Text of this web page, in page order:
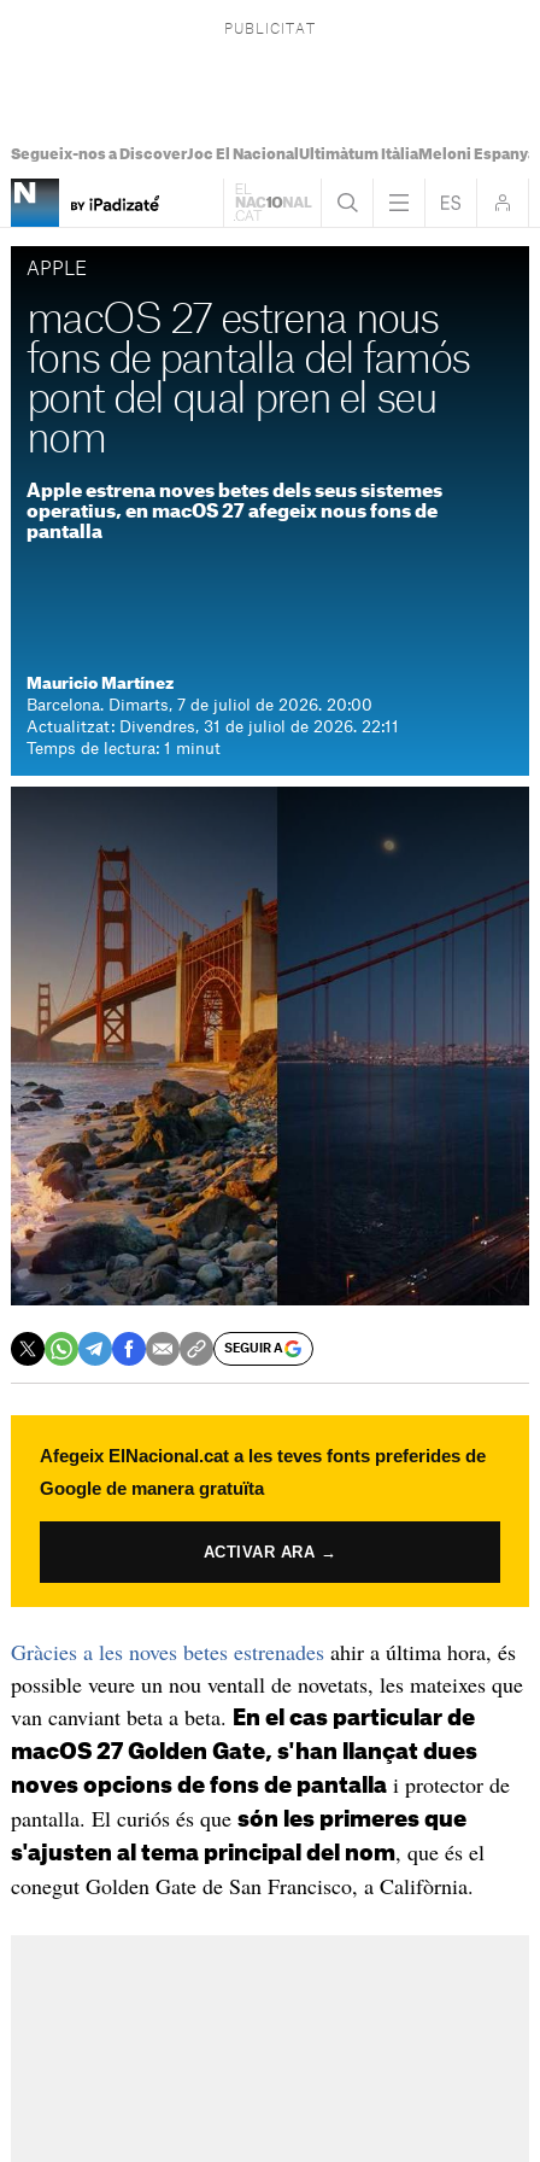
Segueix-nos a DiscoverJoc El Nacional Ultimàtum ItàliaMeloni Espanya
APPLE
macOS 27 estrena nous
fons de pantalla del famós
pont del qual pren el seu
nom
Apple estrena noves betes dels seus sistemes
operatius, en macOS 27 afegeix nous fons de
pantalla
Mauricio Martínez
Barcelona. Dimarts, 7 de juliol de 2026. 20:00
Actualitzat: Divendres, 31 de juliol de 2026. 22:11
Temps de lectura: 1 minut
SEGUIR A
Afegeix ElNacional.cat a les teves fonts preferides de
Google de manera gratuïta
ACTIVAR ARA →
Gràcies a les noves betes estrenadesahir a última hora, és
possible veure un nou ventall de novetats, les mateixes que
van canviant beta a beta.
En el cas particular de
macOS 27 Golden Gate, s'han llançat dues
noves opcions de fons de pantallai protector de
pantalla. El curiós és que són les primeres que
s'ajusten al tema principal del nom, que és el
conegut Golden Gate de San Francisco, a Califòrnia.